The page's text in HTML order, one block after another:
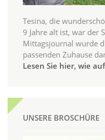
Tesina, die
9 Jahre alt ist, war der
Mittagsjournal wurde
passenden Zuhause
Lesen Sie hier, wie
UNSERE BROSCHÜRE